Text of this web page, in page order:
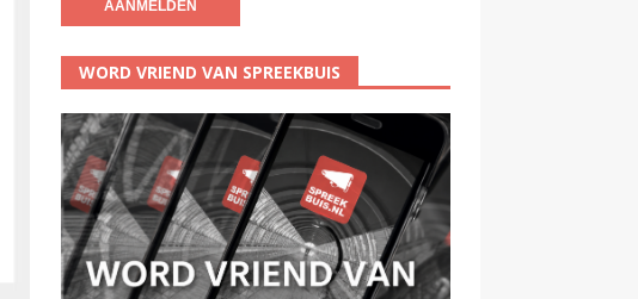
WORD VRIEND VAN SPREEKBUIS